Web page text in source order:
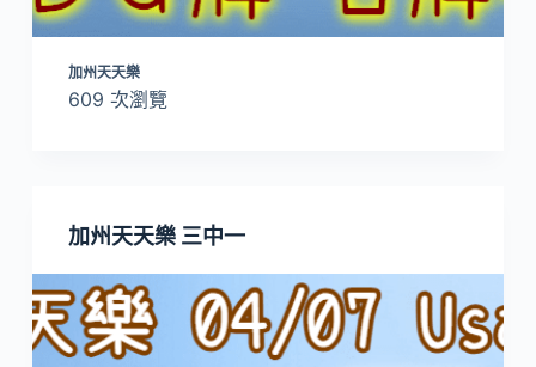
加州天天樂
609 次瀏覽
加州天天樂 三中一